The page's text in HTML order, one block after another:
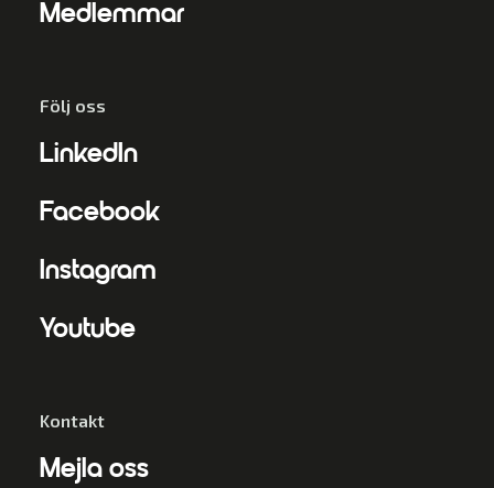
Medlemmar
Följ oss
LinkedIn
Facebook
Instagram
Youtube
Kontakt
Mejla oss